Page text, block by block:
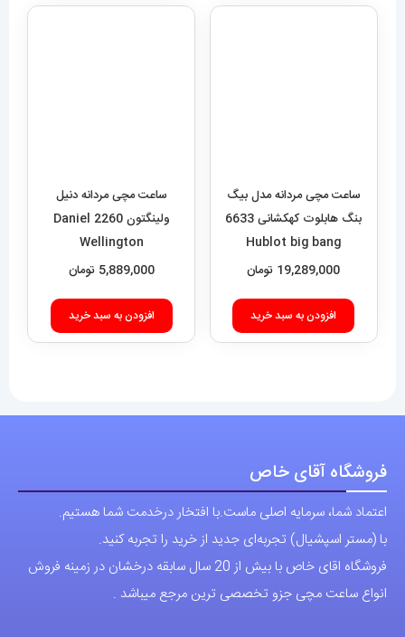
ساعت مچی مردانه مدل بیگ
بنگ هابلوت کهکشانی 6633
19,289,000 تومان
ساعت مچی مردانه دنیل
ولینگتون 2260 Daniel
5,889,000تومان
فروشگاه آقای خاص
اعتماد شما، سرمایه اصلی ماست.با افتخار درخدمت شما هستیم.
با (مستر اسپشیال) تجربه‌ای جدید از خرید را تجربه کنید.